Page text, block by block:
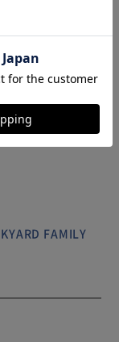
方を忠実に再
「理想的なお
、中指と人差し
然にサポート。
いお箸の持ち方
なので、市販の
持ち方を身に
います。あらか
FAMILY